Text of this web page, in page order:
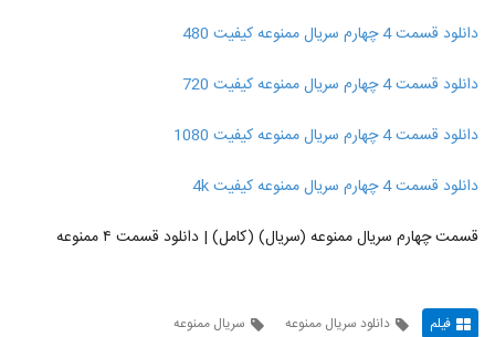
دانلود قسمت 4 چهارم سریال ممنوعه کیفیت 480
دانلود قسمت 4 چهارم سریال ممنوعه کیفیت 720
دانلود قسمت 4 چهارم سریال ممنوعه کیفیت 1080
دانلود قسمت 4 چهارم سریال ممنوعه کیفیت 4k
قسمت چهارم سریال ممنوعه (سریال) (کامل) | دانلود قسمت ۴ ممنوعه
فیلم دانلود سریال ممنوعه
سریال ممنوعه